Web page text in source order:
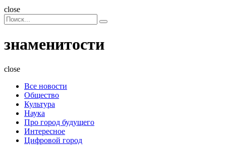
Поиск
close
Search
for:
Поиск
знаменитости
close
Все новости
Общество
Культура
Наука
Про город будущего
Интересное
Цифровой город